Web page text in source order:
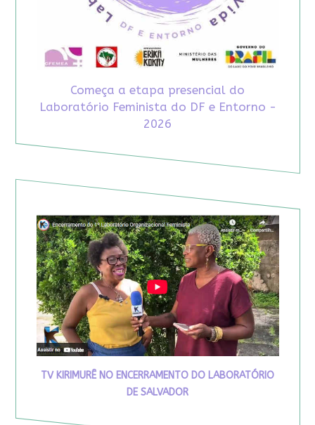
Começa a etapa presencial do
Laboratório Feminista do DF e Entorno -
2026
TV KIRIMURÊ NO ENCERRAMENTO DO LABORATÓRIO
DE SALVADOR